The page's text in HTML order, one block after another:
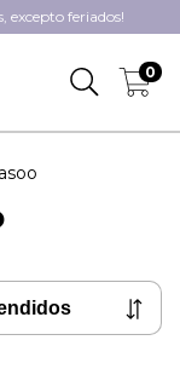
excepto feriados!
0